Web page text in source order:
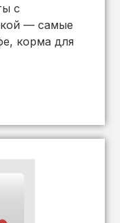
с
— самые
корма для